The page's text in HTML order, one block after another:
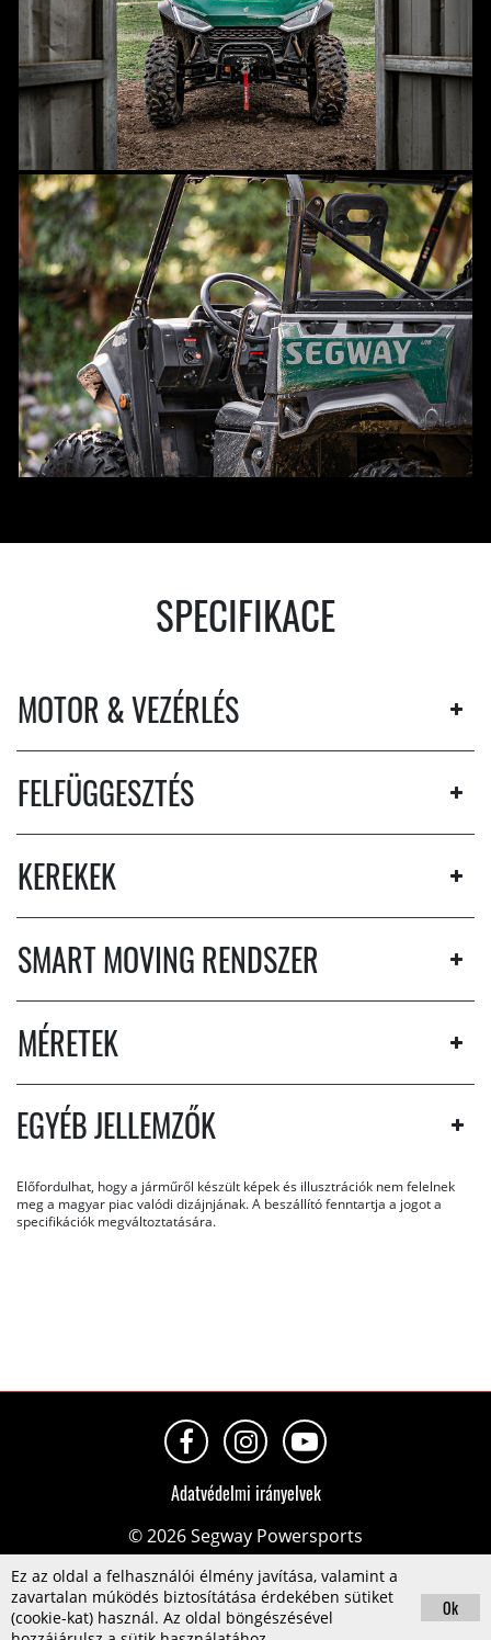
SPECIFIKACE
MOTOR & VEZÉRLÉS
FELFÜGGESZTÉS
KEREKEK
SMART MOVING RENDSZER
MÉRETEK
EGYÉB JELLEMZŐK
Előfordulhat, hogy a járműről készült képek és illusztrációk nem felelnek
meg a magyar piac valódi dizájnjának. A beszállító fenntartja a jogot a
specifikációk megváltoztatására.
© 2026 Segway Powersports
Adatvédelmi irányelvek
Ez az oldal a felhasználói élmény javítása, valamint a
zavartalan múködés biztosítátása érdekében sütiket
(cookie-kat) használ. Az oldal böngészésével
Ok